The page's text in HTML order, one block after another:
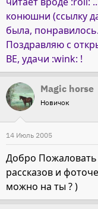
конюшни (ссылку
была,
Поздравляю с
ВЕ, удачи :wink: !
Magic horse
Новичок
14 Июль 2005
Добро Пожаловать
рассказов и
можно на ты ? )